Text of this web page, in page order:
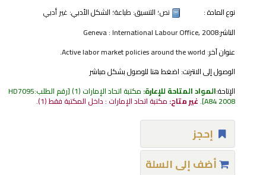
نوع المادة :
نص؛ التنسيق: طباعة؛ الشكل الأدبي: غير أدبي
الناشر:Geneva : International Labour Office, 2008
عنوان آخر: Active labor market policies around the world.
الوصول إلى الانترنت: اضغط هنا للوصول بشكل مباشر
الإتاحة:المواد المتاحة للإعارة: مكتبة اتحاد الإمارات (1) رقم الطلب:HD7095
A84 2008
.غير متاح: مكتبة اتحاد الإمارات : داخل المكتبة فقط(1).
إحجز
أضف إلى السلة